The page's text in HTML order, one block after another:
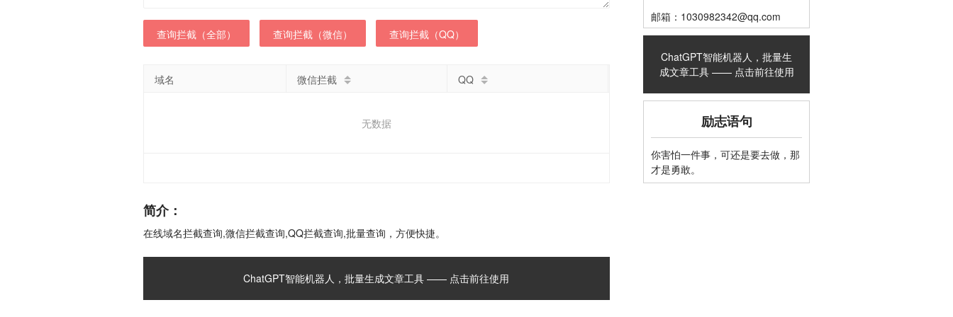
查询拦截（全部） 查询拦截（微信） 查询拦截（QQ）
域名 微信拦截 QQ
无数据
简介：
在线域名拦截查询,微信拦截查询,QQ拦截查询,批量查询，方便快捷。
ChatGPT智能机器人，批量生成文章工具 —— 点击前往使用
邮箱：1030982342@qq.com
ChatGPT智能机器人，批量生
成文章工具 —— 点击前往使用
励志语句
你害怕一件事，可还是要去做，那
才是勇敢。